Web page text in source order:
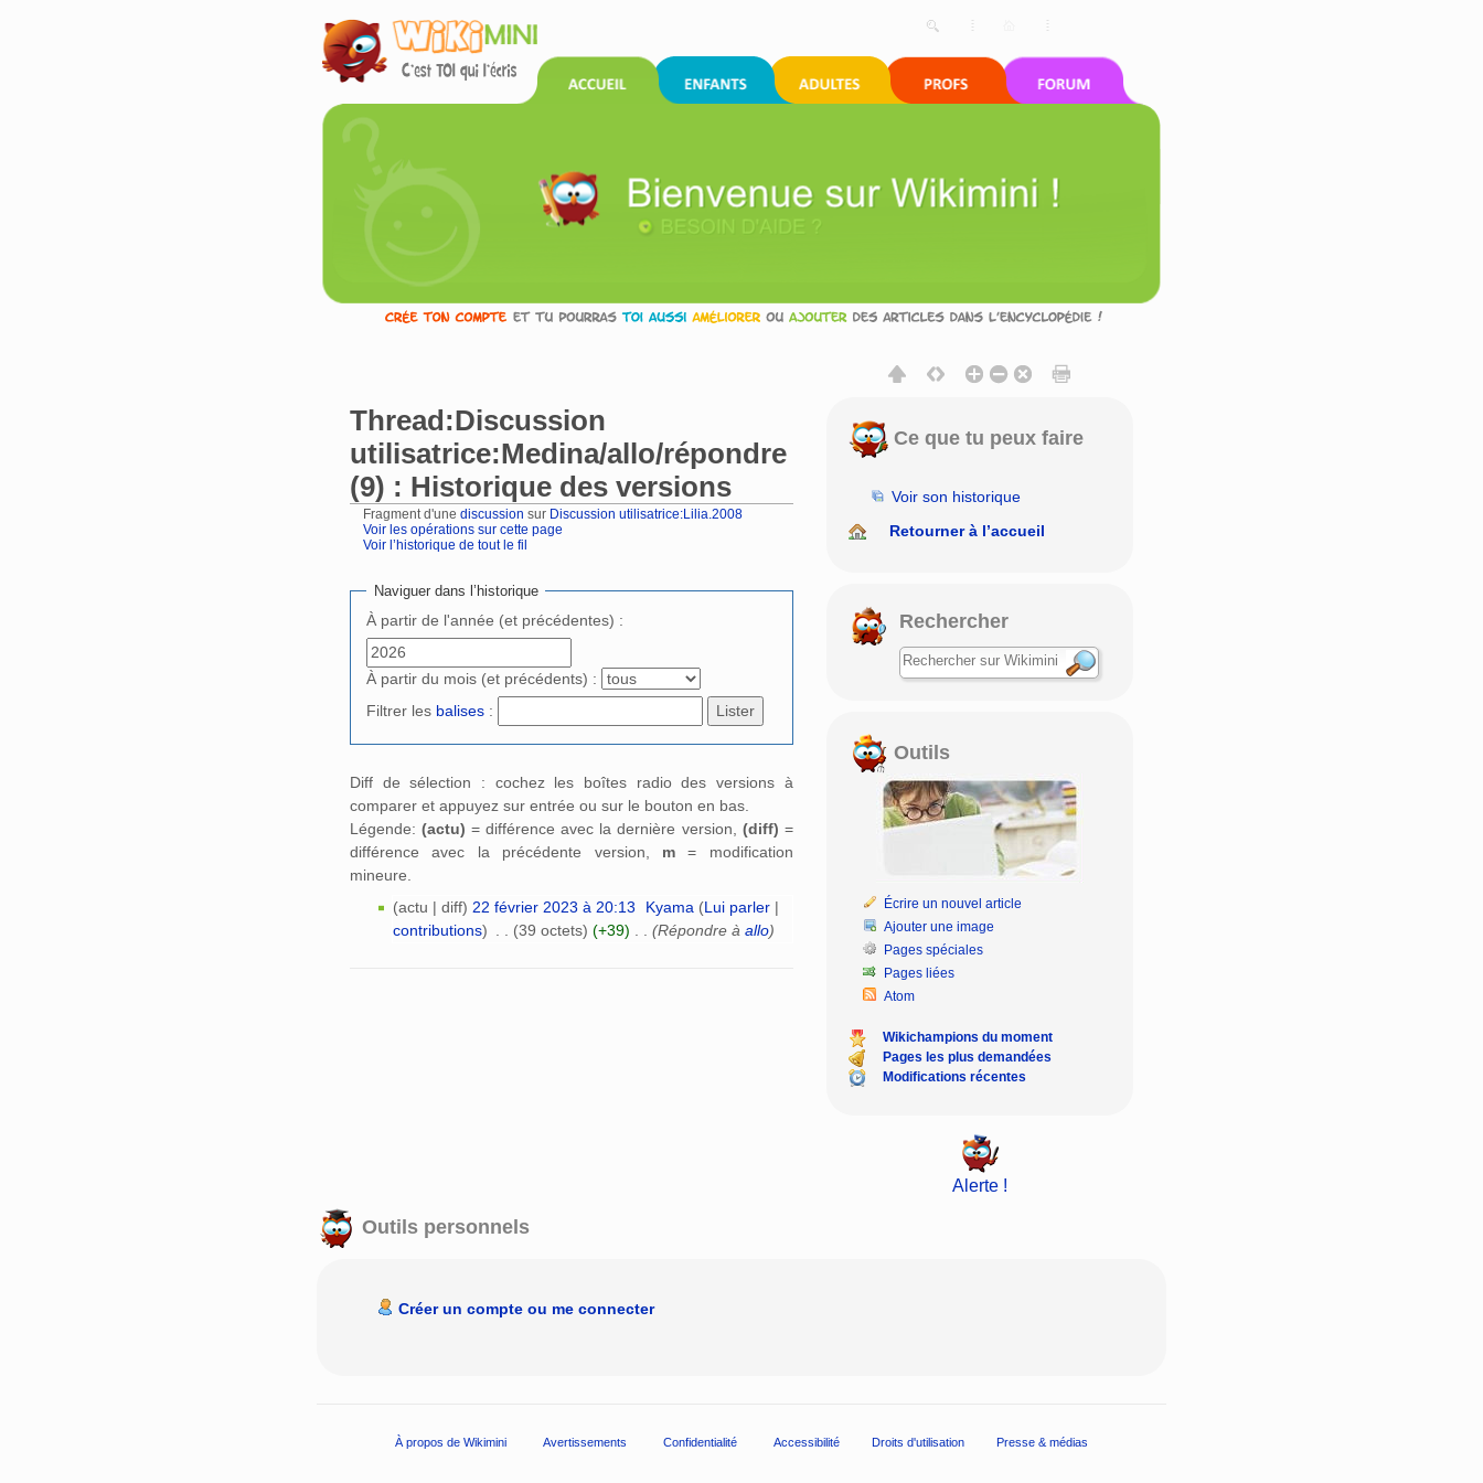
Thread:Discussion
utilisatrice:Medina/allo/répondre
(9) : Historique des versions
Fragment d'une discussion sur Discussion utilisatrice:Lilia.2008
Voir les opérations sur cette page
Voir l’historique de tout le fil
Naviguer dans l’historique
À partir de l'année (et précédentes) :
À partir du mois (et précédents) :
Filtrer les balises :
Diff de sélection : cochez les boîtes radio des versions à
comparer et appuyez sur entrée ou sur le bouton en bas.
Légende:(actu) = différence avec la dernière version, (diff) =
différence avec la précédente version, m= modification
mineure.
(actu | diff) 22 février 2023 à 20:13 Kyama (Lui parler |
contributions) (39 octets) (+39) (Répondre à allo)
Ce que tu peux faire
Voir son historique
Retourner à l’accueil
Rechercher
Outils
Écrire un nouvel article
Ajouter une image
Pages spéciales
Pages liées
Atom
Wikichampions du moment
Pages les plus demandées
Modifications récentes
Alerte !
Outils personnels
Créer un compte ou me connecter
À propos de Wikimini Avertissements Confidentialité Accessibilité Droits d'utilisation Presse & médias